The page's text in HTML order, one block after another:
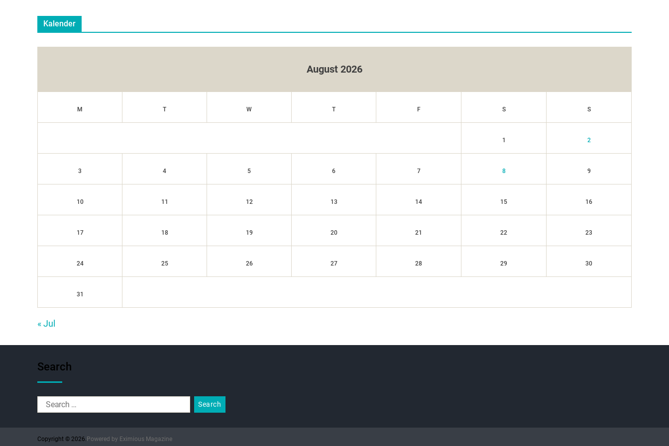
Kalender
August 2026
M T W T F S S
1 2
3 4 5 6 7 8 9
10 11 12 13 14 15 16
17 18 19 20 21 22 23
24 25 26 27 28 29 30
31
« Jul
Search
Copyright © 2026. Powered by Eximious Magazine